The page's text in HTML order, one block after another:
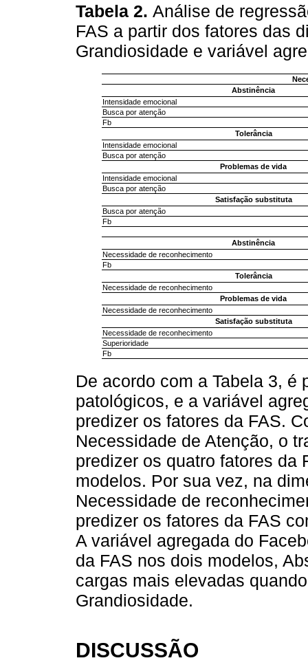
Tabela 2. Análise de
FAS a partir dos fatores das
Grandiosidade e variável
Abstinência
Intensidade emocional
Busca por atenção
Fb
Tolerância
Intensidade emocional
Busca por atenção
Problemas de vida
Intensidade emocional
Busca por atenção
Satisfação substituta
Busca por atenção
Fb
Abstinência
Necessidade de reconhecimento
Fb
Tolerância
Necessidade de reconhecimento
Problemas de vida
Necessidade de reconhecimento
Satisfação substituta
Necessidade de reconhecimento
Superioridade
Fb
De acordo com a Tabela 3,
patológicos, e a variável
predizer os fatores da FAS.
Necessidade de Atenção, o
predizer os quatro fatores da
modelos. Por sua vez, na
Necessidade de
predizer os fatores da FAS
A variável agregada do
da FAS nos dois modelos,
cargas mais elevadas
Grandiosidade.
DISCUSSÃO